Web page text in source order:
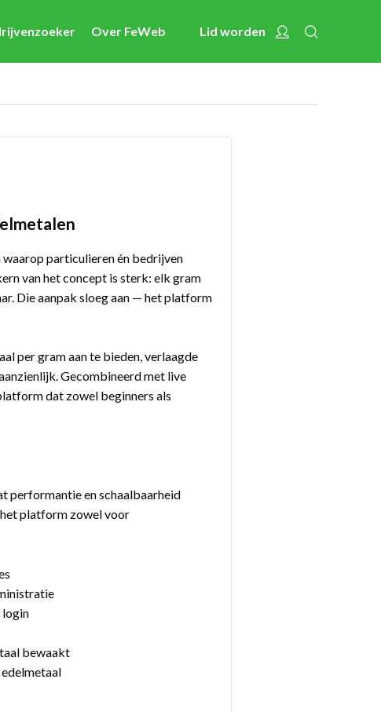
Over FeWeb Lid worden Account
particulieren én bedrijven
van het concept is sterk: elk gram
Die aanpak sloeg aan — het platform
per gram aan te bieden, verlaagde
Gecombineerd met live
dat zowel beginners als
performantie en schaalbaarheid
platform zowel voor
login
bewaakt
Nieuws
Lid worden